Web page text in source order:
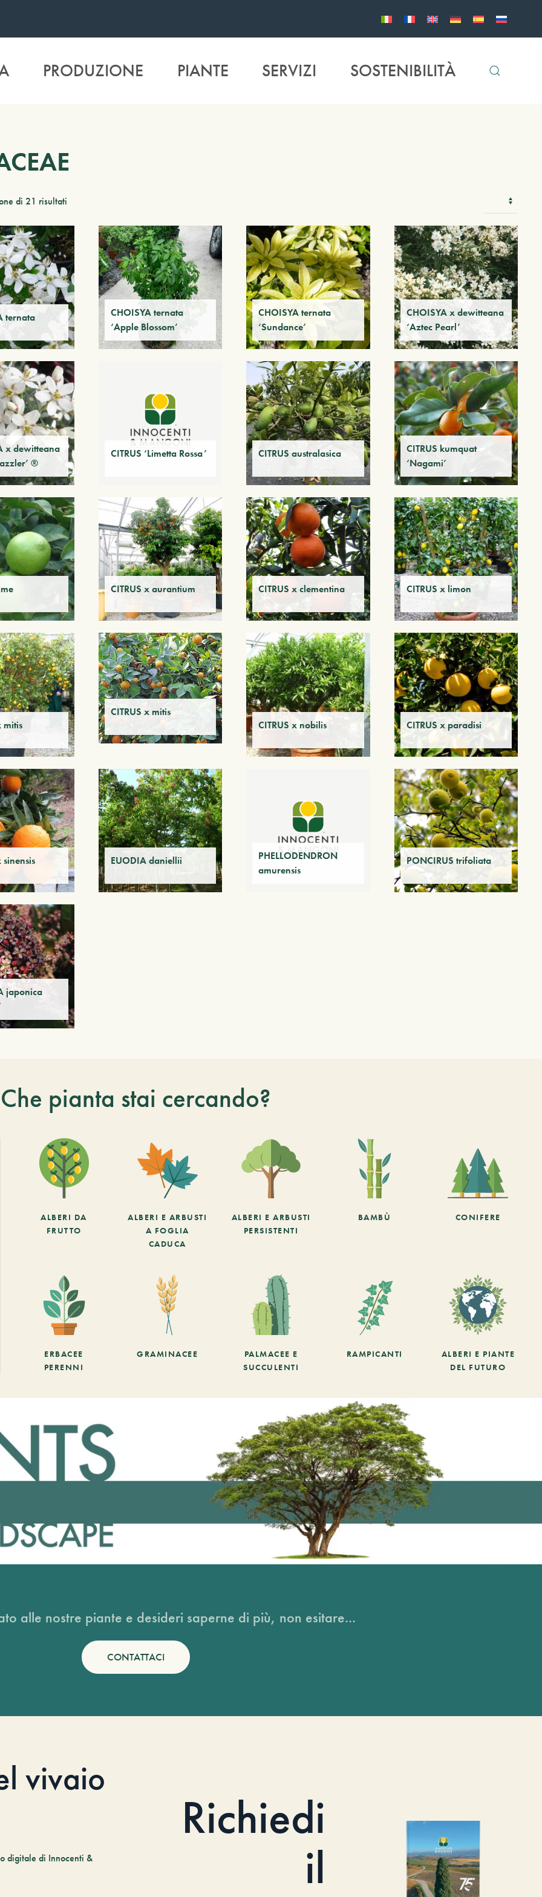
PRODUZIONE PIANTE SERVIZI SOSTENIBILITÀ
di 21 risultati
ternata
CHOISYA ternata
‘Apple Blossom’
CHOISYA ternata
‘Sundance’
CHOISYA x dewitteana
‘Aztec Pearl’
x dewitteana
®
CITRUS ‘Limetta Rossa’ CITRUS australasica
CITRUS kumquat
‘Nagami’
CITRUS x aurantium CITRUS x clementina CITRUS x limon
mitis
CITRUS x mitis
CITRUS x nobilis
CITRUS x paradisi
sinensis EUODIA daniellii
PHELLODENDRON
amurensis
PONCIRUS trifoliata
japonica
Che pianta stai cercando?
ALBERI DA
FRUTTO
ALBERI E ARBUSTI
A FOGLIA
CADUCA
ALBERI E ARBUSTI
PERSISTENTI
BAMBÙ CONIFERE
ERBACEE
PERENNI
GRAMINACEE
PALMACEE E
SUCCULENTI
RAMPICANTI
ALBERI E PIANTE
DEL FUTURO
alle nostre piante e desideri saperne di più, non esitare...
CONTATTACI
vivaio
digitale di Innocenti &
Richiedi
il